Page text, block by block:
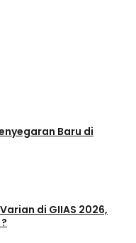
di GIIAS 2026,